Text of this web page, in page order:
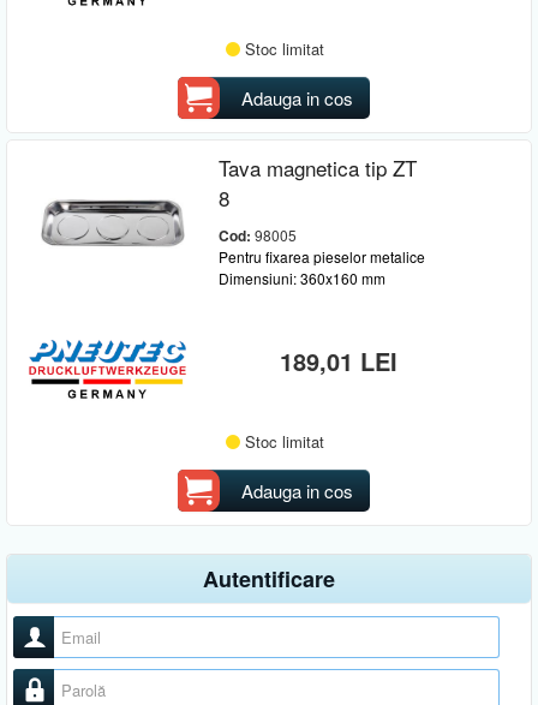
Stoc limitat
Adauga in cos
Tava magnetica tip ZT
8
Cod:98005
Pentru fixarea pieselor metalice
Dimensiuni: 360x160 mm
189,01 LEI
Stoc limitat
Adauga in cos
Autentificare
Nume utilizator
Parolă